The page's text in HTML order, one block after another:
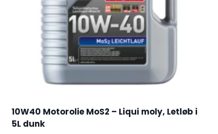
10W40 Motorolie MoS2 – Liqui moly, Letløb i
5L dunk